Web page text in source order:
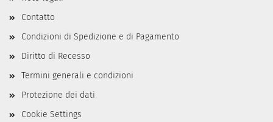
Contatto
Condizioni di Spedizione e di Pagamento
Diritto di Recesso
Termini generali e condizioni
Protezione dei dati
Cookie Settings